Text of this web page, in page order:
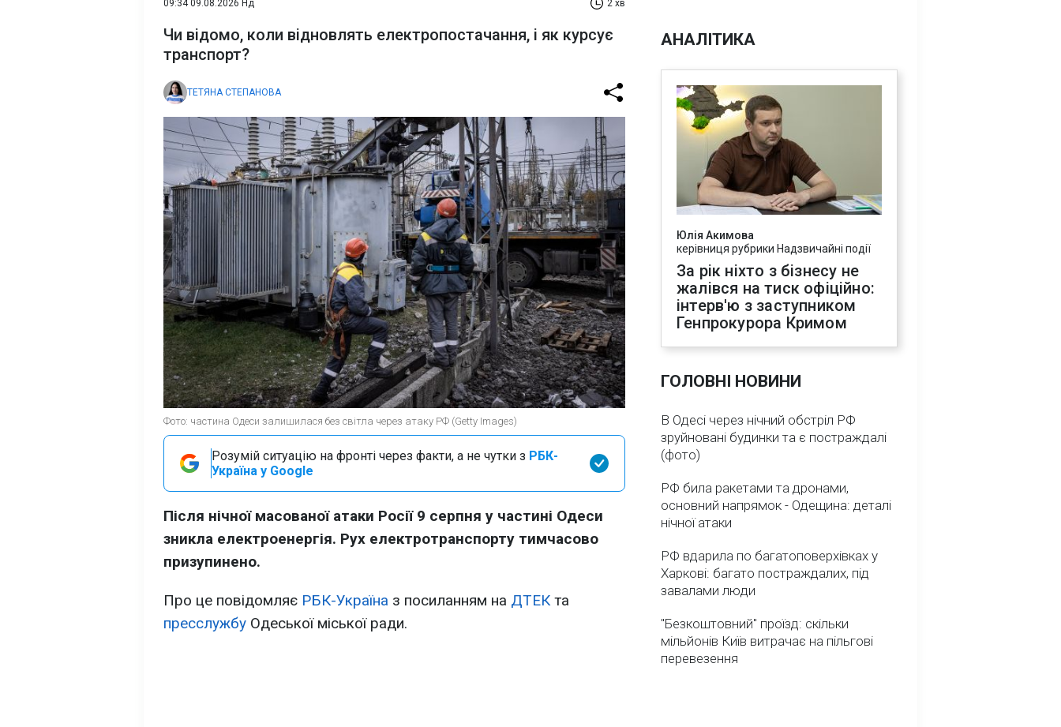
09:34 09.08.2026 Нд 2 хв
Чи відомо, коли відновлять електропостачання, і як курсує
транспорт?
ТЕТЯНА СТЕПАНОВА
Фото: частина Одеси залишилася без світла через атаку РФ (Getty Images)
Розумій ситуацію на фронті через факти, а не чутки з РБК-
Україна у Google
Після нічної масованої атаки Росії 9 серпня у частині Одеси
зникла електроенергія. Рух електротранспорту тимчасово
призупинено.
Про це повідомляє РБК-Україна з посиланням на ДТЕКта
пресслужбу Одеської міської ради.
АНАЛІТИКА
Юлія Акимова
керівниця рубрики Надзвичайні події
За рік ніхто з бізнесу не
жалівся на тиск офіційно:
інтерв'ю з заступником
Генпрокурора Кримом
ГОЛОВНІ НОВИНИ
В Одесі через нічний обстріл РФ
зруйновані будинки та є постраждалі
(фото)
РФ била ракетами та дронами,
основний напрямок - Одещина: деталі
нічної атаки
РФ вдарила по багатоповерхівках у
Харкові: багато постраждалих, під
завалами люди
"Безкоштовний" проїзд: скільки
мільйонів Київ витрачає на пільгові
перевезення